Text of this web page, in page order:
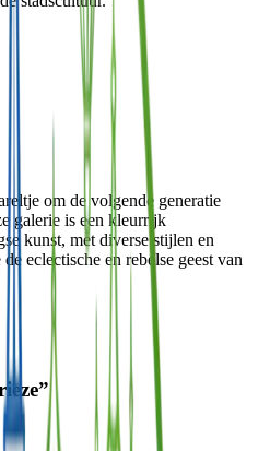
om de volgende generatie
galerie is een kleurrijk
kunst, met diverse stijlen en
eclectische en rebelse geest van